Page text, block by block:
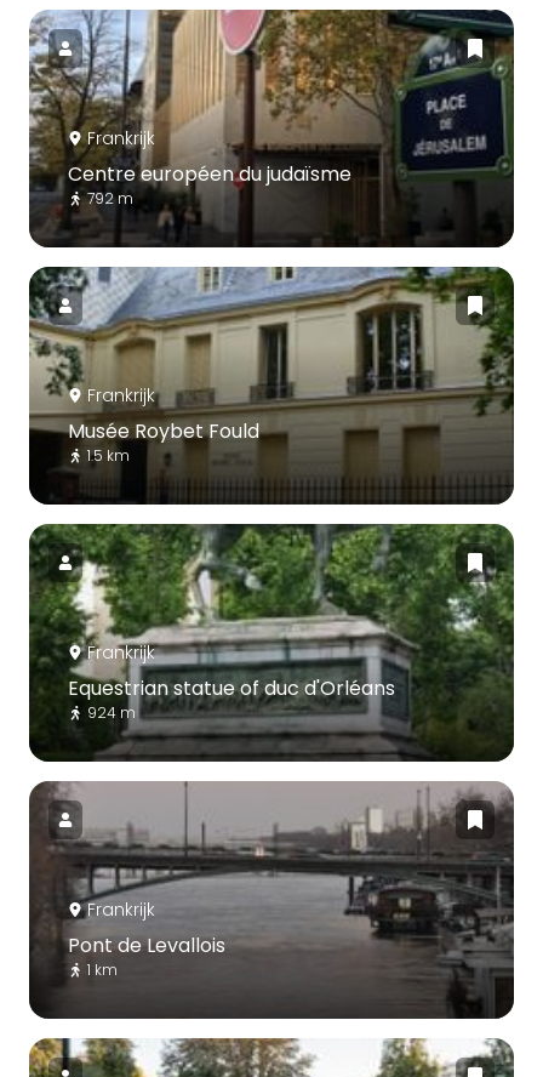
Frankrijk
Centre européen du judaïsme
792 m
Frankrijk
Musée Roybet Fould
1.5 km
Frankrijk
Equestrian statue of duc d'Orléans
924 m
Frankrijk
Pont de Levallois
1 km